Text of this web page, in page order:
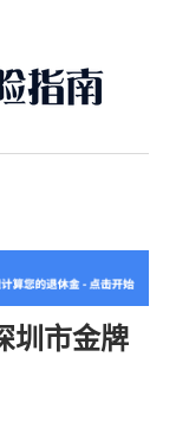
圳市金牌